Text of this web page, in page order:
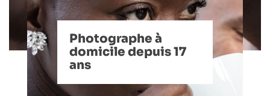
Photographe à
domicile depuis 17
ans